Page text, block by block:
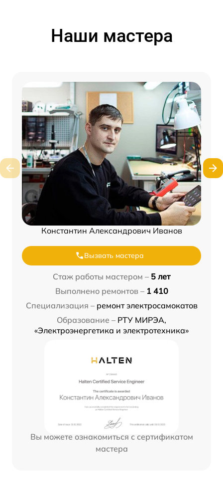
Наши мастера
Константин Александрович Иванов
Вызвать мастера
Стаж работы мастером – 5 лет
Выполнено ремонтов – 1 410
Специализация – ремонт электросамокатов
Образование – РТУ МИРЭА,
«Электроэнергетика и электротехника»
Вы можете ознакомиться с сертификатом
мастера